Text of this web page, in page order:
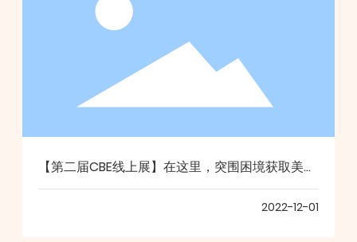
【第二届CBE线上展】在这里，突围困境获取美业
实战宝典
2022-12-01